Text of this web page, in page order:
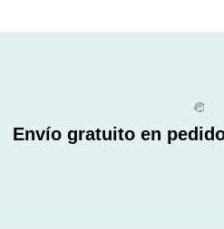
Envío gratuito en